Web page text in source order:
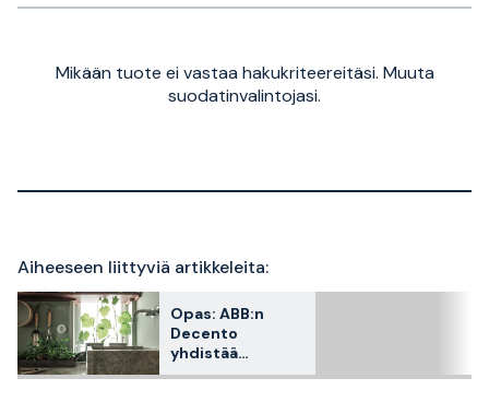
Mikään tuote ei vastaa hakukriteereitäsi. Muuta
suodatinvalintojasi.
Aiheeseen liittyviä artikkeleita:
Opas: ABB:n
Decento
yhdistää
klassisen